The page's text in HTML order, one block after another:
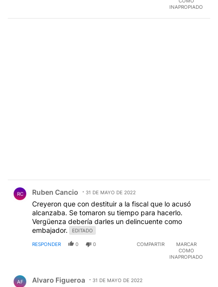
INAPROPIADO
RC Ruben Cancio 31 DE MAYO DE 2022
Creyeron que con destituir a la fiscal que lo acusó
alcanzaba. Se tomaron su tiempo para hacerlo.
Vergüenza debería darles un delincuente como
embajador.
EDITADO
RESPONDER 0 0 COMPARTIR
MARCAR
COMO
INAPROPIADO
AF Alvaro Figueroa 31 DE MAYO DE 2022